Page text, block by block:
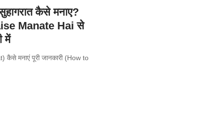
कैसे मनाए?
Manate Hai से
में
मनाएं पूरी जानकारी (How to